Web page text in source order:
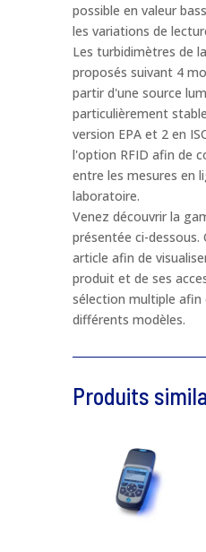
Nom de produit*
Téléphone*
Email*
Message *
possible en valeur
les variations de
Les turbidimètres de
proposés suivant 4
partir d'une source
particulièrement
version EPA et 2 en
l'option RFID afin de
entre les mesures en
laboratoire.
Venez découvrir la
présentée ci-dessous.
article afin de
produit et de ses
sélection multiple afin
différents modèles.
Produits